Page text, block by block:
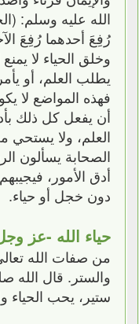
الله عليه وسلم:
رُفِعَ أحدهما رُفِعَ
وخلق الحياء لا
يطلب العلم، أو
فهذه المواضع لا
أن يفعل كل ذلك
العلم، ولا يستحي
الصحابة يسألون
أدق الأمور،
دون خجل أو حياء.
حياء الله -عز
من صفات الله
والستر. قال الله
ستير، يحب الحياء